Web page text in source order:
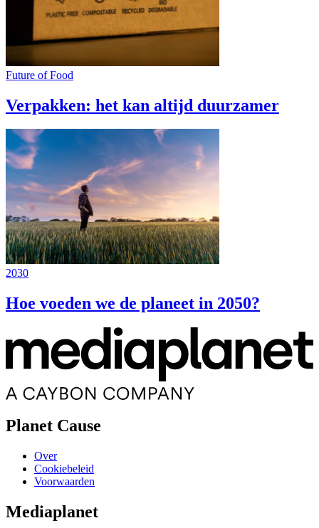
Future of Food
Verpakken: het kan altijd duurzamer
2030
Hoe voeden we de planeet in 2050?
Planet Cause
Over
Cookiebeleid
Voorwaarden
Mediaplanet